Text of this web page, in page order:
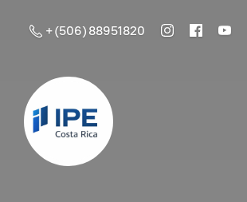
+ (506) 88951820